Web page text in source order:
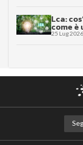
Lca:
come è
25 Lug 2026